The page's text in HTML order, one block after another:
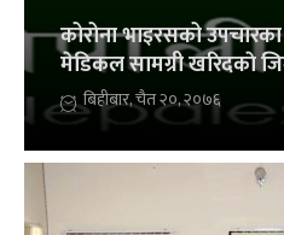
कोरोना भाइरसको
मेडिकल सामग्री खरिदकाे
बिहीबार, चैत २०, २०७६